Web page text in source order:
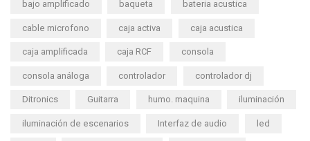
bajo amplificado baqueta bateria acustica
cable microfono caja activa caja acustica
caja amplificada caja RCF consola
consola análoga controlador controlador dj
Ditronics Guitarra humo. maquina iluminación
iluminación de escenarios Interfaz de audio led